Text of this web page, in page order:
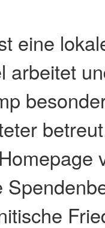
eine
arbeitet